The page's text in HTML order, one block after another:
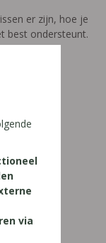
er zijn, hoe je
best ondersteunt.
via